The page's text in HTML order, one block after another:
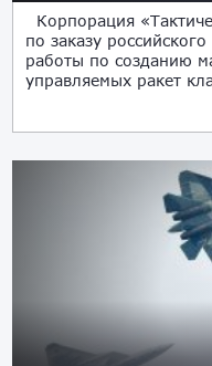
Корпорация
по заказу
работы по созданию
управляемых ракет